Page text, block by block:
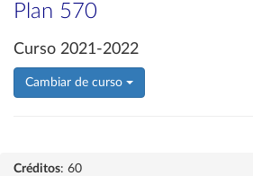
Plan 570
Curso 2021-2022
Cambiar de curso
Créditos: 60